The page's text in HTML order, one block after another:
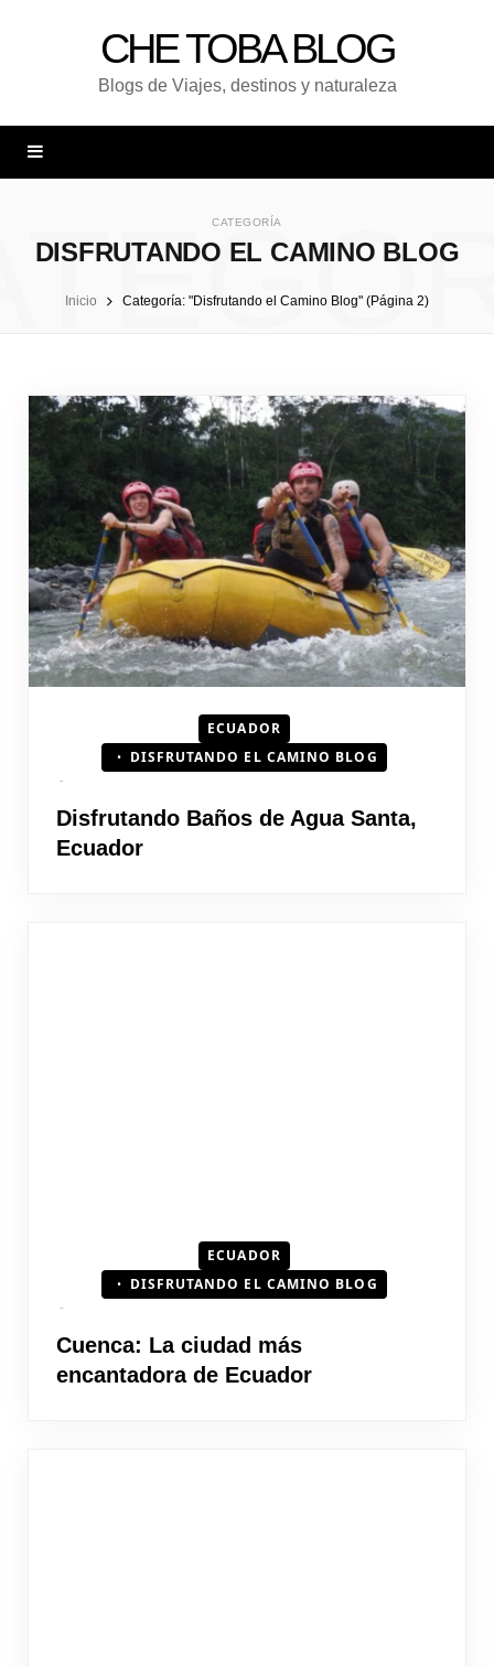
CHE TOBA BLOG
Blogs de Viajes, destinos y naturaleza
CATEGORÍA
DISFRUTANDO EL CAMINO BLOG
Inicio Categoría: "Disfrutando el Camino Blog" (Página 2)
ECUADOR
DISFRUTANDO EL CAMINO BLOG
Disfrutando Baños de Agua Santa,
Ecuador
ECUADOR
DISFRUTANDO EL CAMINO BLOG
Cuenca: La ciudad más
encantadora de Ecuador